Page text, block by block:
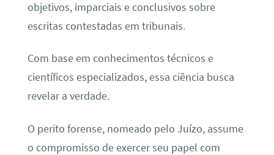
objetivos, imparciais e conclusivos sobre
escritas contestadas em tribunais.
Com base em conhecimentos técnicos e
científicos especializados, essa ciência busca
revelar a verdade.
O perito forense, nomeado pelo Juízo, assume
o compromisso de exercer seu papel com